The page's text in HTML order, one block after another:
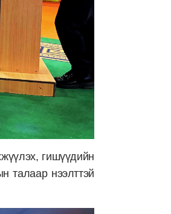
гишүүдийн
талаар нээлттэй